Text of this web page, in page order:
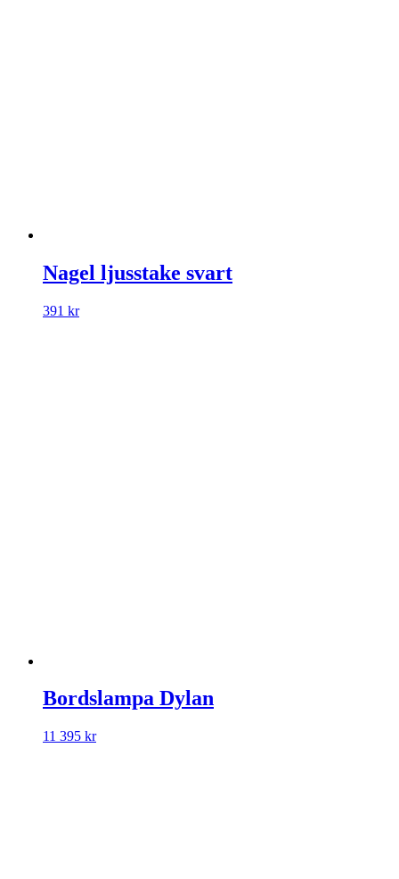
Nagel ljusstake svart
391 kr
Bordslampa Dylan
11 395 kr